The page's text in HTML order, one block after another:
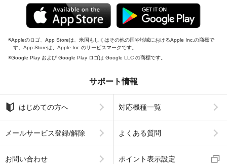
Appleのロゴ、App Storeは、米国もしくはその他の国や地域におけるApple Inc.の商標で
す。App Storeは、Apple Inc.のサービスマークです。
Google Play および Google Play ロゴは Google LLC の商標です。
サポート情報
はじめての方へ 対応機種一覧
メールサービス登録/解除 よくある質問
お問い合わせ ポイント表示設定